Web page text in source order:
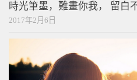
時光筆墨，難畫你我， 留白
2017年2月6日